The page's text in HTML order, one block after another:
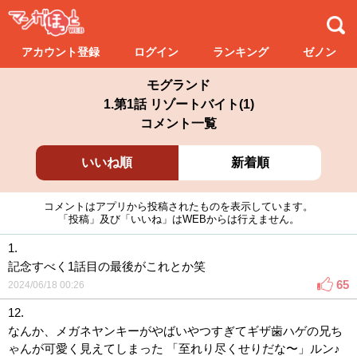
アカウント登録 ログイン ランキング ゼノン
モグランド
1.第1話 リゾートバイト(1)
コメント一覧
いいね順 新着順
コメントはアプリから投稿されたものを表示しています。
「投稿」及び「いいね」はWEBからは行えません。
1.
記念すべく1話目の最後がこれとか笑
2024/06/18 00:26 65
12.
なんか、メガネヤンキーがやばいやつすぎてギザ歯ハゲの兄ち
ゃんが可愛く見えてしまった 「至れり尽くせりだな〜」ルン♪